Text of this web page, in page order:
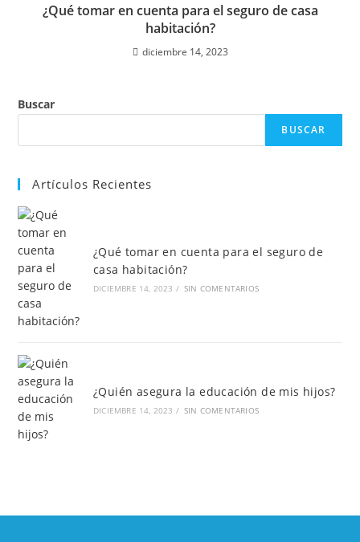
¿Qué tomar en cuenta para el seguro de casa
habitación?
diciembre 14, 2023
Buscar
BUSCAR
Artículos Recientes
¿Qué tomar en cuenta para el seguro de
casa habitación?
DICIEMBRE 14, 2023 / SIN COMENTARIOS
¿Quién asegura la educación de mis hijos?
DICIEMBRE 14, 2023 / SIN COMENTARIOS